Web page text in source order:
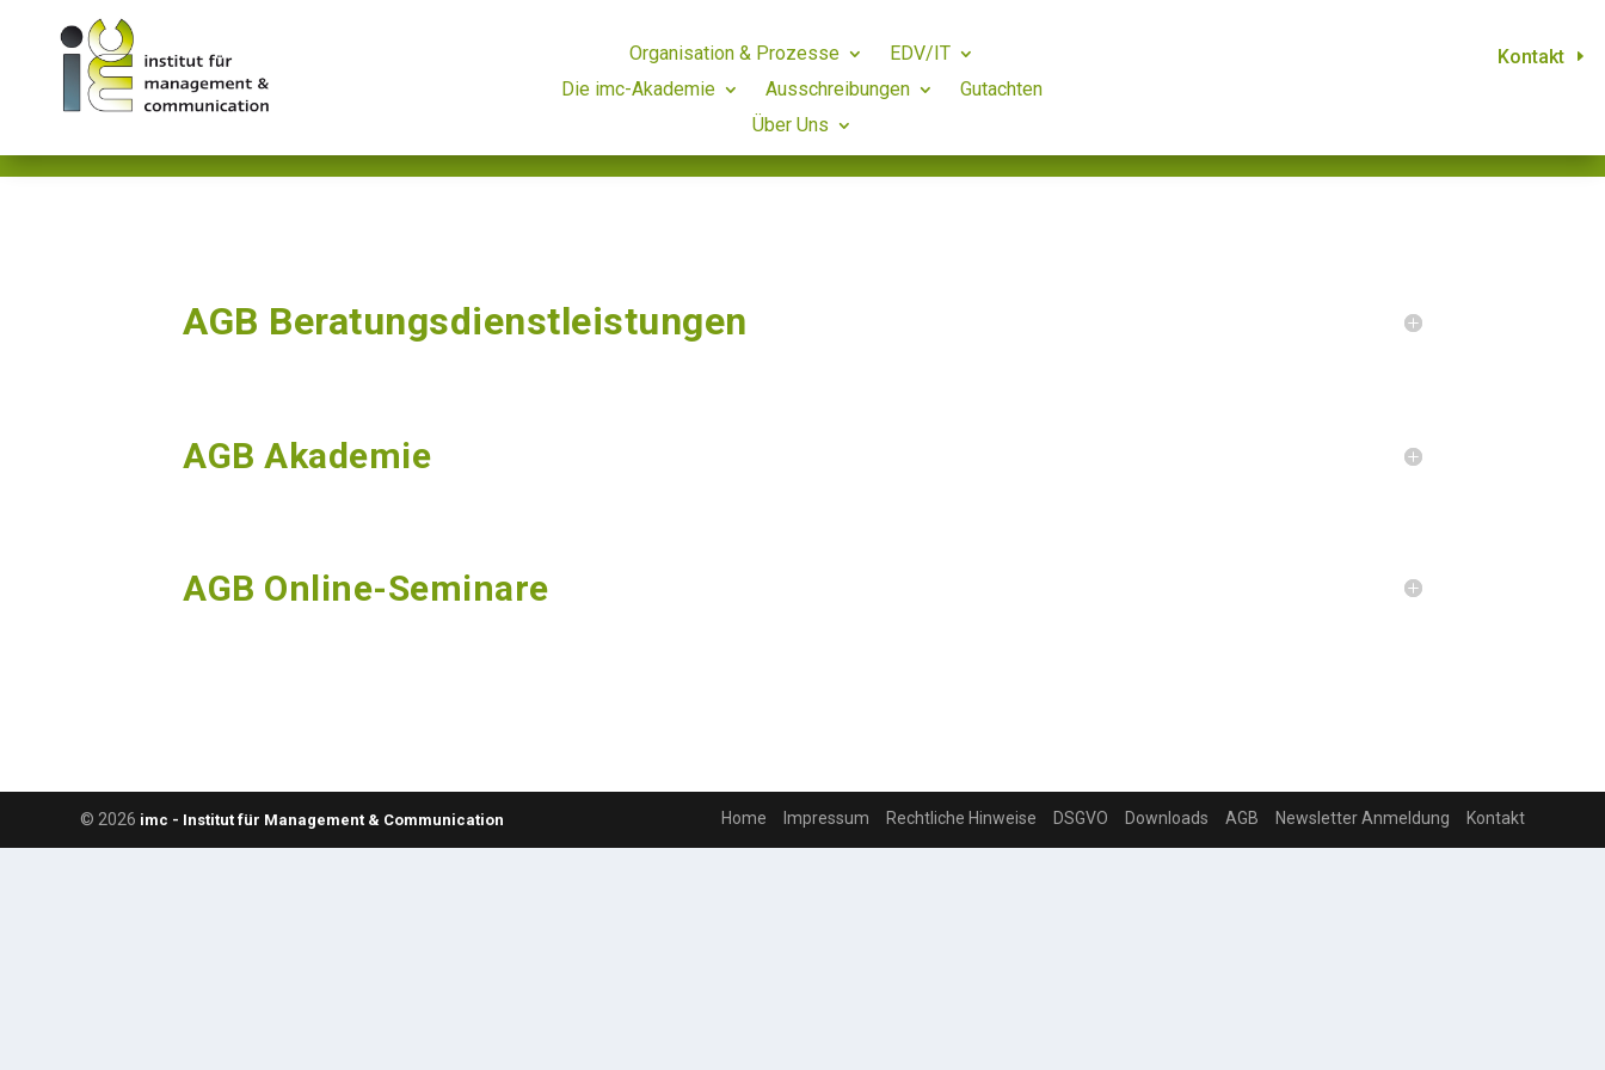
Organisation & Prozesse
EDV/IT
Die imc-Akademie
Ausschreibungen
Gutachten
Über Uns
Kontakt
AGB Beratungsdienstleistungen
AGB Akademie
AGB Online-Seminare
© 2026 imc - Institut für Management & Communication Home Impressum Rechtliche Hinweise DSGVO Downloads AGB Newsletter Anmeldung Kontakt